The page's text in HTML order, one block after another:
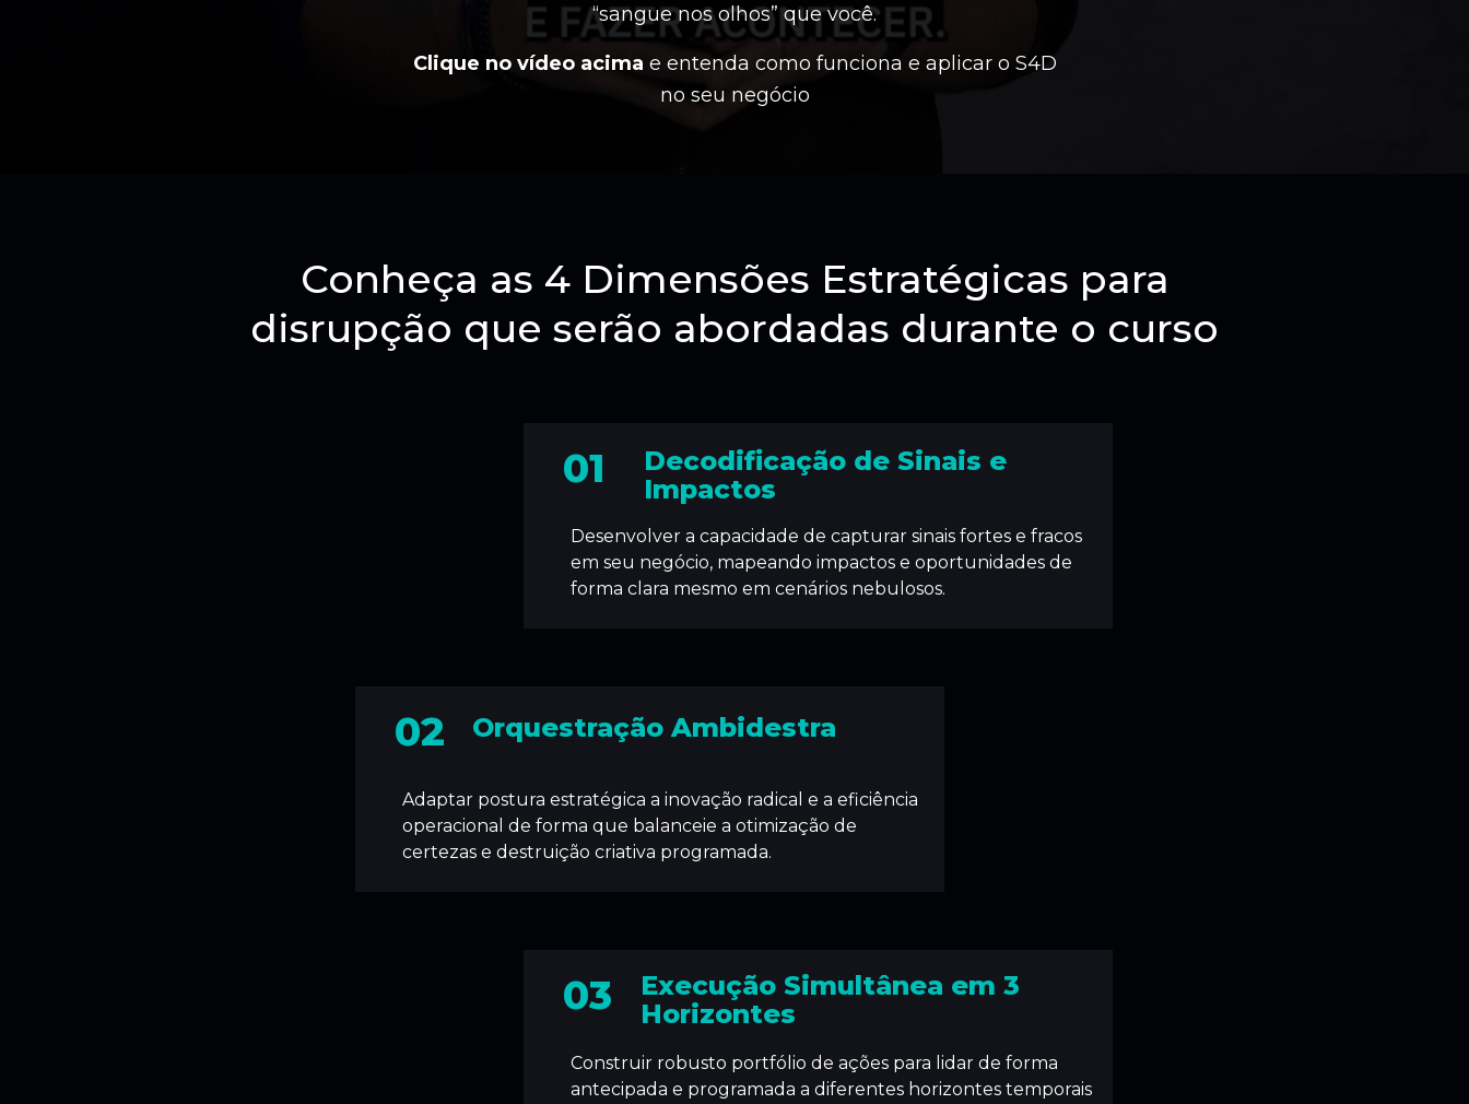
“sangue nos olhos” que você.
Clique no vídeo acima e entenda como funciona e aplicar o S4D
no seu negócio
Conheça as 4 Dimensões Estratégicas para
disrupção que serão abordadas durante o curso
01
Desenvolver a capacidade de capturar sinais fortes e fracos
em seu negócio, mapeando impactos e oportunidades de
forma clara mesmo em cenários nebulosos.
Decodificação de Sinais e
Impactos
02
Adaptar postura estratégica a inovação radical e a eficiência
operacional de forma que balanceie a otimização de
certezas e destruição criativa programada.
Orquestração Ambidestra
03
Construir robusto portfólio de ações para lidar de forma
antecipada e programada a diferentes horizontes temporais
Execução Simultânea em 3
Horizontes